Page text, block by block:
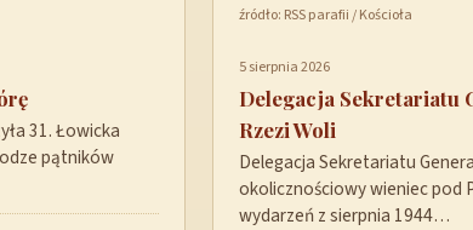
31. Łowicka
pątników
źródło: RSS parafii / Kościoła
5 sierpnia 2026
Delegacja Sekretariatu
Rzezi Woli
Delegacja Sekretariatu
okolicznościowy wieniec pod
wydarzeń z sierpnia 1944…